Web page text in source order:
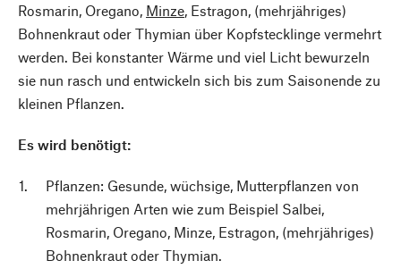
Rosmarin, Oregano, Minze, Estragon, (mehrjähriges)
Bohnenkraut oder Thymian über Kopfstecklinge vermehrt
werden. Bei konstanter Wärme und viel Licht bewurzeln
sie nun rasch und entwickeln sich bis zum Saisonende zu
kleinen Pflanzen.
Es wird benötigt:
Pflanzen: Gesunde, wüchsige, Mutterpflanzen von
mehrjährigen Arten wie zum Beispiel Salbei,
Rosmarin, Oregano, Minze, Estragon, (mehrjähriges)
Bohnenkraut oder Thymian.